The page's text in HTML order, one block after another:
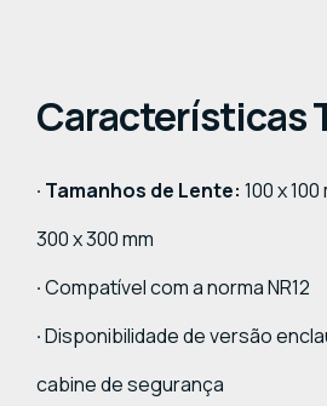
Características
· Tamanhos de Lente: 100 x
300 x 300 mm
·Compatível com a norma NR12
·Disponibilidade de versão
cabine de segurança